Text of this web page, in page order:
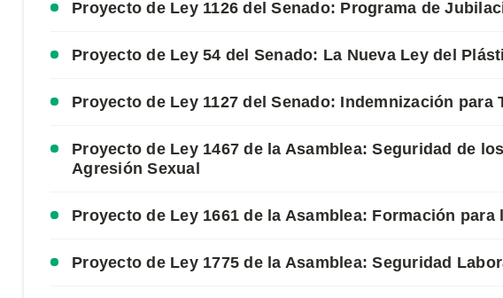
Proyecto de Ley 1126 del Senado: Programa de
Proyecto de Ley 54 del Senado: La Nueva Ley del
Proyecto de Ley 1127 del Senado: Indemnización para
Proyecto de Ley 1467 de la Asamblea: Seguridad de
Agresión Sexual
Proyecto de Ley 1661 de la Asamblea: Formación para
Proyecto de Ley 1775 de la Asamblea: Seguridad